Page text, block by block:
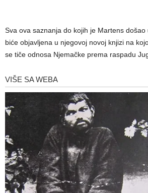
Sva ova saznanja do kojih je Martens
biće objavljena u njegovoj novoj knjizi na
se tiče odnosa Njemačke prema raspadu